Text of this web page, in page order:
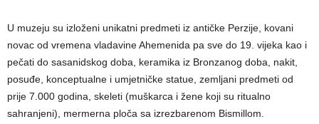
U muzeju su izloženi unikatni predmeti iz antičke Perzije, kovani
novac od vremena vladavine Ahemenida pa sve do 19. vijeka kao i
pečati do sasanidskog doba, keramika iz Bronzanog doba, nakit,
posuđe, konceptualne i umjetničke statue, zemljani predmeti od
prije 7.000 godina, skeleti (muškarca i žene koji su ritualno
sahranjeni), mermerna ploča sa izrezbarenom Bismillom.